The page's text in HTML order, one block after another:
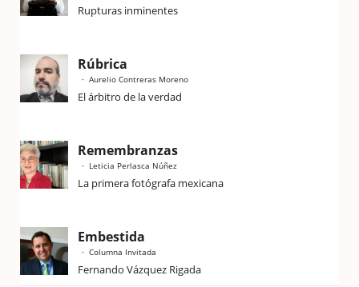
Rupturas inminentes
Rúbrica
Aurelio Contreras Moreno
El árbitro de la verdad
Remembranzas
Leticia Perlasca Núñez
La primera fotógrafa mexicana
Embestida
Columna Invitada
Fernando Vázquez Rigada